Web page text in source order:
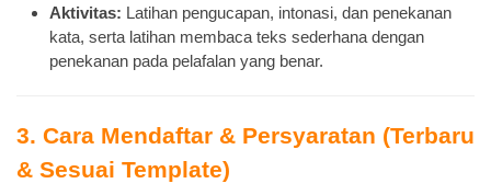
Aktivitas: Latihan pengucapan, intonasi, dan penekanan
kata, serta latihan membaca teks sederhana dengan
penekanan pada pelafalan yang benar.
3. Cara Mendaftar & Persyaratan (Terbaru
& Sesuai Template)